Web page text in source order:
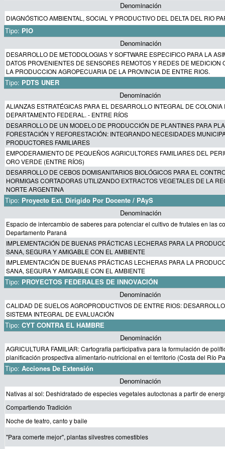
Denominación
DIAGNÓSTICO AMBIENTAL, SOCIAL Y PRODUCTIVO DEL DELTA DEL RIO
Tipo: PIO
Denominación
DESARROLLO DE METODOLOGIAS Y SOFTWARE ESPECIFICO PARA LA
DATOS PROVENIENTES DE SENSORES REMOTOS Y REDES DE MEDICION
LA PRODUCCION AGROPECUARIA DE LA PROVINCIA DE ENTRE RIOS.
Tipo: PDTS UNER
Denominación
ALIANZAS ESTRATÉGICAS PARA EL DESARROLLO INTEGRAL DE COLONIA
DEPARTAMENTO FEDERAL. - ENTRE RÍOS
DESARROLLO DE UN MODELO DE PRODUCCIÓN DE PLANTINES PARA
FORESTACIÓN Y REFORESTACIÓN: INTEGRANDO NECESIDADES
PRODUCTORES FAMILIARES
EMPODERAMIENTO DE PEQUEÑOS AGRICULTORES FAMILIARES DEL
ORO VERDE (ENTRE RÍOS)
DESARROLLO DE CEBOS DOMISANITARIOS BIOLÓGICOS PARA EL
HORMIGAS CORTADORAS UTILIZANDO EXTRACTOS VEGETALES DE LA
NORTE ARGENTINA
Tipo: Proyecto Ext. Dirigido Por Docente / PAyS
Denominación
Espacio de intercambio de saberes para potenciar el cultivo de frutales en las
Departamento Paraná
IMPLEMENTACIÓN DE BUENAS PRÁCTICAS LECHERAS PARA LA
SANA, SEGURA Y AMIGABLE CON EL AMBIENTE
IMPLEMENTACIÓN DE BUENAS PRÁCTICAS LECHERAS PARA LA
SANA, SEGURA Y AMIGABLE CON EL AMBIENTE
Tipo: PROYECTOS FEDERALES DE INNOVACIÓN
Denominación
CALIDAD DE SUELOS AGROPRODUCTIVOS DE ENTRE RIOS:
SISTEMA INTEGRAL DE EVALUACIÓN
Tipo: CYT CONTRA EL HAMBRE
Denominación
AGRICULTURA FAMILIAR: Cartografía participativa para la formulación de
planificación prospectiva alimentario-nutricional en el territorio (Costa del Río
Tipo: Acciones De Extensión
Denominación
Nativas al sol: Deshidratado de especies vegetales autoctonas a partir de
Compartiendo Tradición
Noche de teatro, canto y baile
"Para comerte mejor", plantas silvestres comestibles